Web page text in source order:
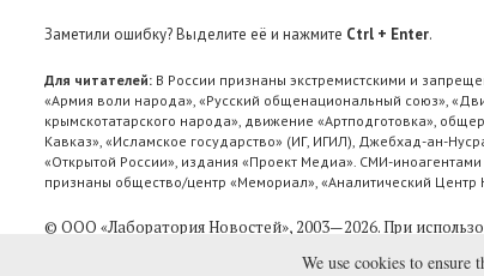
Заметили ошибку? Выделите её и нажмите Ctrl + Enter.
Для читателей: В России признаны экстремистскими и
«Армия воли народа», «Русский общенациональный союз»,
крымскотатарского народа», движение «Артподготовка»,
Кавказ», «Исламское государство» (ИГ, ИГИЛ), Джебхад-ан-
«Открытой России», издания «Проект Медиа». СМИ-
признаны общество/центр «Мемориал», «Аналитический
© ООО «Лаборатория Новоcтей», 2003—2026.При
We use cookies to ensure